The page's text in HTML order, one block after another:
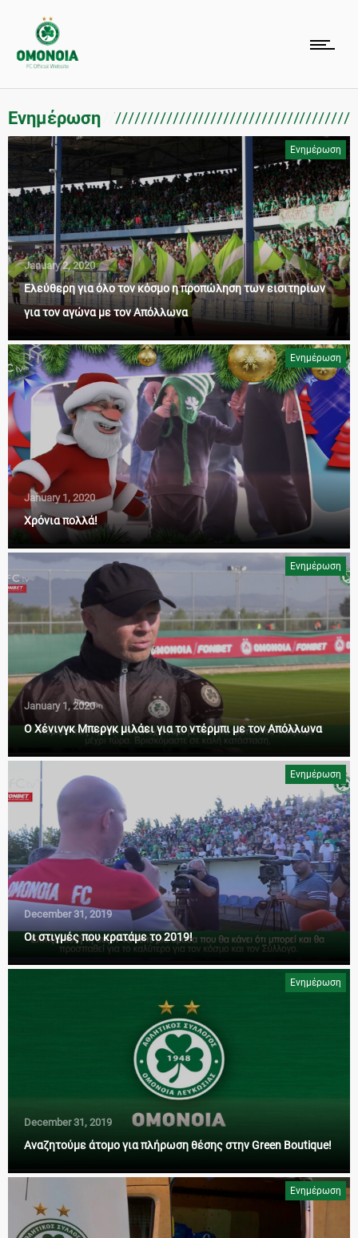
Ενημέρωση
Ενημέρωση
January 2, 2020
Ελεύθερη για όλο τον κόσμο η προπώληση των εισιτηρίων
για τον αγώνα με τον Απόλλωνα
Ενημέρωση
January 1, 2020
Χρόνια πολλά!
Ενημέρωση
January 1, 2020
Ο Χένινγκ Μπεργκ μιλάει για το ντέρμπι με τον Απόλλωνα
Ενημέρωση
December 31, 2019
Οι στιγμές που κρατάμε το 2019!
Ενημέρωση
December 31, 2019
Αναζητούμε άτομο για πλήρωση θέσης στην Green Boutique!
Ενημέρωση